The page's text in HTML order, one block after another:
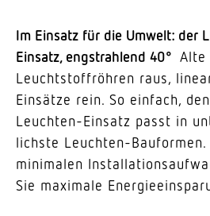
Im Einsatz für die Umwelt: der
Einsatz, engstrahlend 40° Alte
Leucht­stoff­röhren raus,
Einsätze rein. So einfach,
Leuchten-Einsatz passt in
lichste Leuchten-
mini­malen
Sie maximale